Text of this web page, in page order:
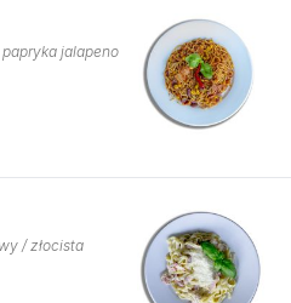
jalapeno
/ złocista